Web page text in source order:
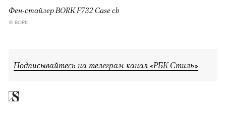
Фен-стайлер BORK F732 Case ch
© BORK
Подписывайтесь на телеграм-канал «РБК Стиль»